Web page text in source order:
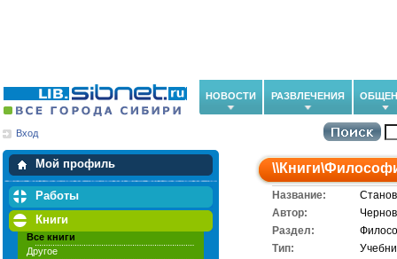
НОВОСТИ РАЗВЛЕЧЕНИЯ
Вход
Мой профиль
Мои закладки
Работы
Книги
Все книги
Другое
\\Книги\
Название:
Автор:
Раздел:
Тип: